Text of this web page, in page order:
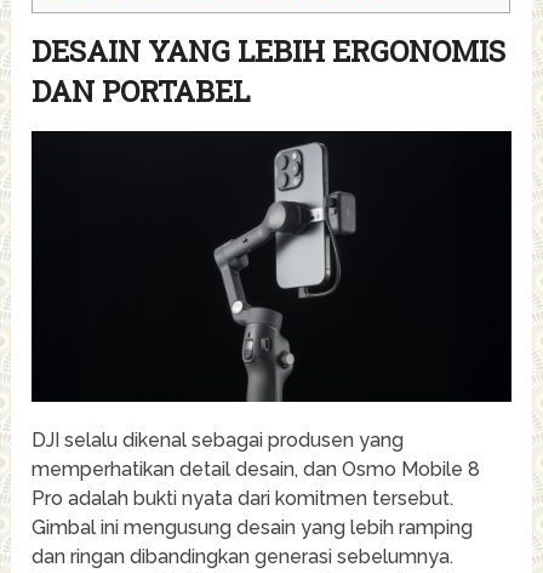
DESAIN YANG LEBIH ERGONOMIS
DAN PORTABEL
DJI selalu dikenal sebagai produsen yang
memperhatikan detail desain, dan Osmo Mobile 8
Pro adalah bukti nyata dari komitmen tersebut.
Gimbal ini mengusung desain yang lebih ramping
dan ringan dibandingkan generasi sebelumnya.